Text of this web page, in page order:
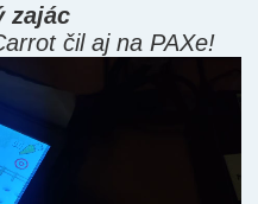
zajác
čil aj na PAXe!